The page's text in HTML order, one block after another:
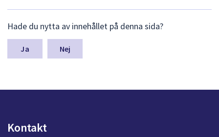
ä
m
a
n
k
Hade du nytta av innehållet på denna sida?
Nej
Kontakt